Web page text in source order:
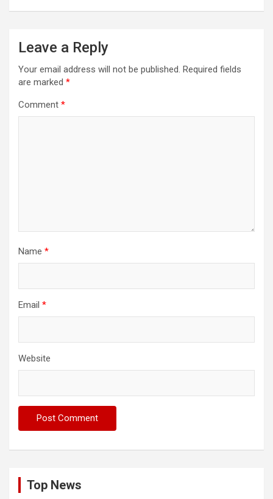
Leave a Reply
Your email address will not be published. Required fields
are marked *
Comment *
Name *
Email *
Website
Top News